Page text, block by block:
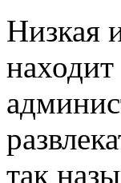
Низкая
так